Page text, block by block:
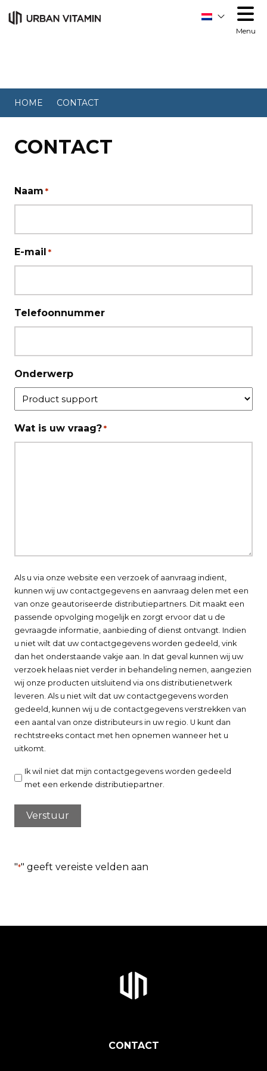
Menu
HOME CONTACT
CONTACT
"*" geeft vereiste velden aan
Naam *
E-mail *
Telefoonnummer
Onderwerp
Wat is uw vraag? *
Als u via onze website een verzoek of aanvraag indient,
kunnen wij uw contactgegevens en aanvraag delen met een
van onze geautoriseerde distributiepartners. Dit maakt een
passende opvolging mogelijk en zorgt ervoor dat u de
gevraagde informatie, aanbieding of dienst ontvangt. Indien
u niet wilt dat uw contactgegevens worden gedeeld, vink
dan het onderstaande vakje aan. In dat geval kunnen wij uw
verzoek helaas niet verder in behandeling nemen, aangezien
wij onze producten uitsluitend via ons distributienetwerk
leveren. Als u niet wilt dat uw contactgegevens worden
gedeeld, kunnen wij u de contactgegevens verstrekken van
een aantal van onze distributeurs in uw regio. U kunt dan
rechtstreeks contact met hen opnemen wanneer het u
uitkomt.
Ik wil niet dat mijn contactgegevens worden gedeeld
met een erkende distributiepartner.
Verstuur
CONTACT